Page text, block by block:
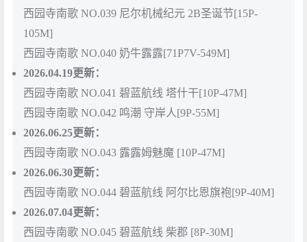
西园寺南歌 NO.039 尼尔机械纪元 2B圣诞节[15P-
105M]
西园寺南歌 NO.040 奶牛露露[71P7V-549M]
2026.04.19更新：
西园寺南歌 NO.041 碧蓝航线 塔什干[10P-47M]
西园寺南歌 NO.042 鸣潮 守岸人[9P-55M]
2026.06.25更新：
西园寺南歌 NO.043 露露姆魅魔 [10P-47M]
2026.06.30更新：
西园寺南歌 NO.044 碧蓝航线 阿尔比恩旗袍[9P-40M]
2026.07.04更新：
西园寺南歌 NO.045 碧蓝航线 柴郡 [8P-30M]